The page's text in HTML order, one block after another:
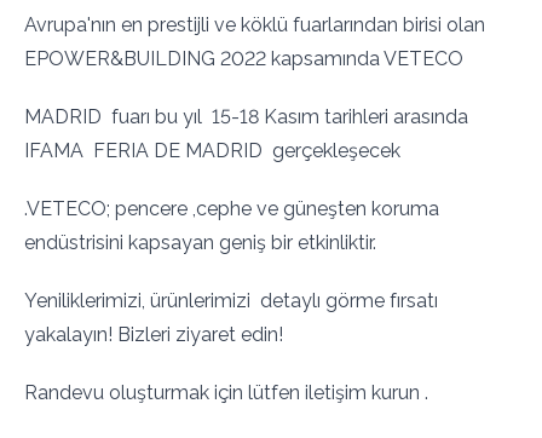
Avrupa'nın en prestijli ve köklü fuarlarından birisi olan
EPOWER&BUILDING 2022 kapsamında VETECO
MADRID fuarı bu yıl 15-18 Kasım tarihleri arasında
IFAMA FERIA DE MADRID gerçekleşecek
.VETECO; pencere ,cephe ve güneşten koruma
endüstrisini kapsayan geniş bir etkinliktir.
Yeniliklerimizi, ürünlerimizi detaylı görme fırsatı
yakalayın! Bizleri ziyaret edin!
Randevu oluşturmak için lütfen iletişim kurun .